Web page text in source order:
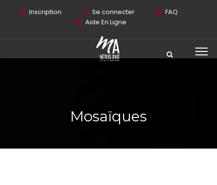
Inscription Se connecter
FAQ
Aide En Ligne
Mosaïques